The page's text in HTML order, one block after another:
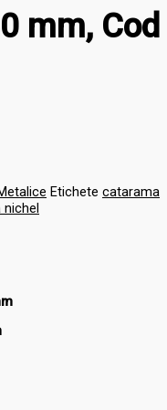
mm, Cod
Etichete catarama